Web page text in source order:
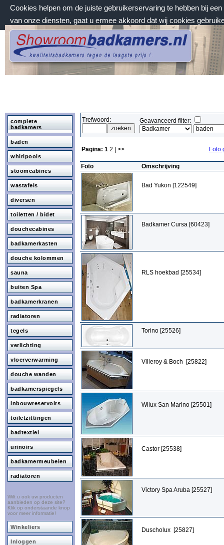
Cookies helpen om de juiste gebruikerservaring te hebben bij
van onze diensten, gaat u ermee akkoord dat wij cookies
zondag 9 augustus 2026, 07:13 uur
Welkom bij Showroombadkamers.nl
complete
badkamers
baden
whirlpools
stoomcabines
wastafels
diversen
toiletten / bidet
douchecabines
badkamerkasten
douche kolommen
sauna
buiten Spa
badkamerkranen
radiatoren
tegels
verlichting
vloerverwarming
douche wanden
badkamerspiegels
inbouwreservoirs
toiletzittingen
badtextiel
urinoirs
badkamermeubelen
radiatoren
Wilt u ook uw producten
aanbieden op deze site?
Klik op onderstaande knop
voor meer informatie!
Winkeliers
Inloggen
Trefwoord: Geavanceerd filter:
Pagina: 1 2 | >> Foto
Foto Omschrijving
Bad Yukon [122549]
Badkamer Cursa [60423]
RLS hoekbad [25534]
Torino [25526]
Villeroy & Boch [25822]
Wilux San Marino [25501]
Castor [25538]
Victory Spa Aruba [25527]
Duscholux [25827]